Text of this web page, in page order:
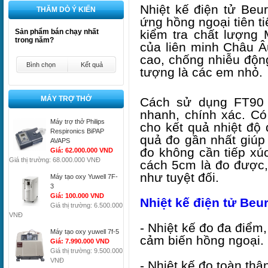
THĂM DÒ Ý KIẾN
Sản phẩm bán chạy nhất
trong năm?
Bình chọn Kết quả
MÁY TRỢ THỞ
Máy trợ thở Philips
Respironics BiPAP
AVAPS
Giá: 62.000.000 VND
Giá thị trường: 68.000.000 VNĐ
Máy tạo oxy Yuwell 7F-
3
Giá: 100.000 VND
Giá thị trường: 6.500.000
VNĐ
Máy tạo oxy yuwell 7f-5
Giá: 7.990.000 VND
Giá thị trường: 9.500.000
VNĐ
Nhiệt kế điện tử
ứng hồng ngoại tiên
kiểm tra chất lượng
của liên minh Châu
cao, chống nhiễu
tượng là các em nhỏ.
Cách sử dụng
nhanh, chính xác.
cho kết quả nhiệt
quả đo gần nhất
đo không cần tiếp
cách 5cm là đo
như tuyệt đối.
Nhiệt kế điện tử
- Nhiệt kế đo đa
cảm biến hồng ngoại.
- Nhiệt kế đo toàn